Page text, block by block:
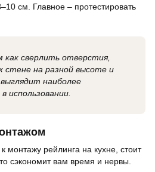
см. Главное – протестировать
как сверлить отверстия,
стене на разной высоте и
наиболее
использовании.
монтажу рейлинга на кухне, стоит
сэкономит вам время и нервы.